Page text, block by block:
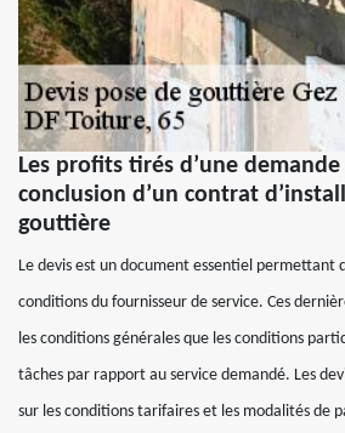
Les profits tirés d’une
conclusion d’un contrat
gouttière
Le devis est un document essentiel permettant
conditions du fournisseur de service. Ces
les conditions générales que les conditions
tâches par rapport au service demandé. Les
sur les conditions tarifaires et les modalités de